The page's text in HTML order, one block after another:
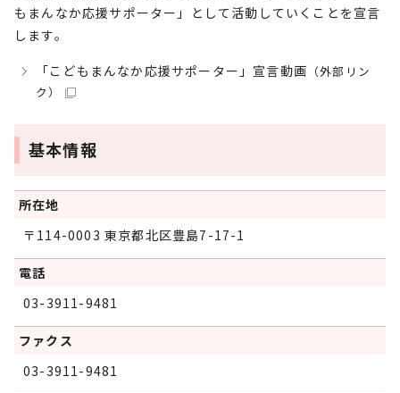
もまんなか応援サポーター」として活動していくことを宣言
します。
「こどもまんなか応援サポーター」宣言動画 （外部リン
ク）
基本情報
所在地
〒114-0003 東京都北区豊島7-17-1
電話
03-3911-9481
ファクス
03-3911-9481